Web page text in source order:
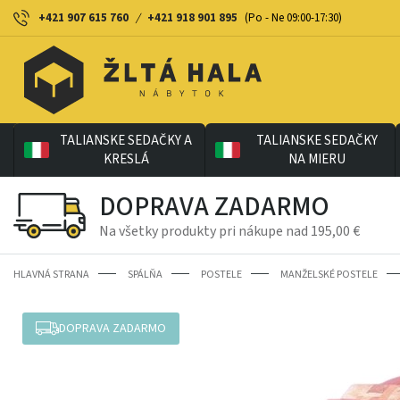
+421 907 615 760 / +421 918 901 895 (Po - Ne 09:00-17:30)
TALIANSKE SEDAČKY A
KRESLÁ
TALIANSKE SEDAČKY
NA MIERU
DOPRAVA ZADARMO
Na všetky produkty pri nákupe nad 195,00 €
HLAVNÁ STRANA SPÁLŇA POSTELE MANŽELSKÉ POSTELE
DOPRAVA ZADARMO